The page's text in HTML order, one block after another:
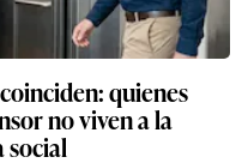
quienes
no viven a la
social